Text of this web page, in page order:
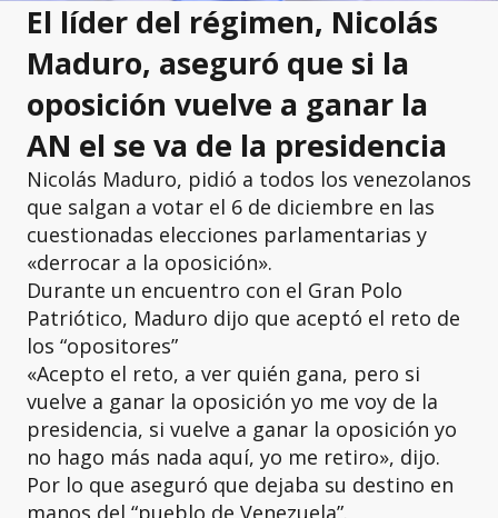
El líder del régimen, Nicolás
Maduro, aseguró que si la
oposición vuelve a ganar la
AN el se va de la presidencia
Nicolás Maduro, pidió a todos los venezolanos
que salgan a votar el 6 de diciembre en las
cuestionadas elecciones parlamentarias y
«derrocar a la oposición».
Durante un encuentro con el Gran Polo
Patriótico, Maduro dijo que aceptó el reto de
los “opositores”
«Acepto el reto, a ver quién gana, pero si
vuelve a ganar la oposición yo me voy de la
presidencia, si vuelve a ganar la oposición yo
no hago más nada aquí, yo me retiro», dijo.
Por lo que aseguró que dejaba su destino en
manos del “pueblo de Venezuela”.